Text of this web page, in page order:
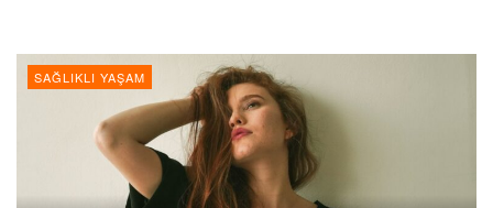
SAĞLIKLI YAŞAM